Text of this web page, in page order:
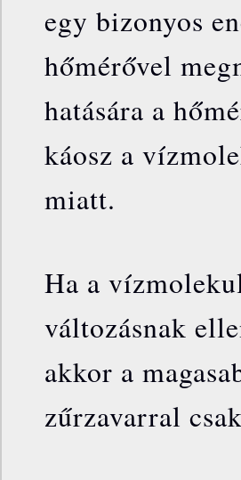
egy bizonyos
hőmérővel
hatására a
káosz a
miatt.
Ha a
változásnak
akkor a
zűrzavarral